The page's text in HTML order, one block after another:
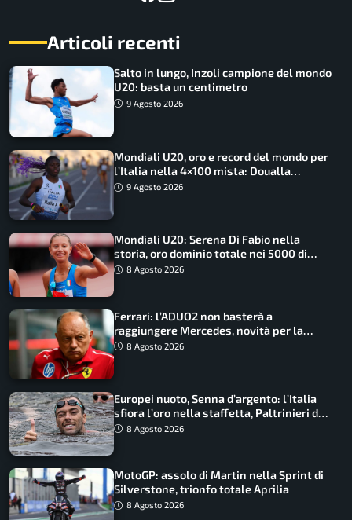
Articoli recenti
Salto in lungo, Inzoli campione del mondo
U20: basta un centimetro
9 Agosto 2026
Mondiali U20, oro e record del mondo per
l’Italia nella 4×100 mista: Doualla
straordinaria
9 Agosto 2026
Mondiali U20: Serena Di Fabio nella
storia, oro dominio totale nei 5000 di
marcia
8 Agosto 2026
Ferrari: l’ADUO2 non basterà a
raggiungere Mercedes, novità per la
Macarena
8 Agosto 2026
Europei nuoto, Senna d’argento: l’Italia
sfiora l’oro nella staffetta, Paltrinieri da
urlo, il bilancio azzurro
8 Agosto 2026
MotoGP: assolo di Martin nella Sprint di
Silverstone, trionfo totale Aprilia
8 Agosto 2026